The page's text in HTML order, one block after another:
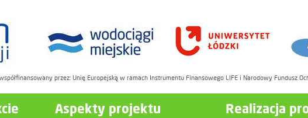
przez: Unię Europejską w ramach Instrumentu Finansowego LIFE i Narodowy Fundusz
Aspekty projektu Realizacja